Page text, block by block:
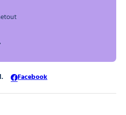
Facebook